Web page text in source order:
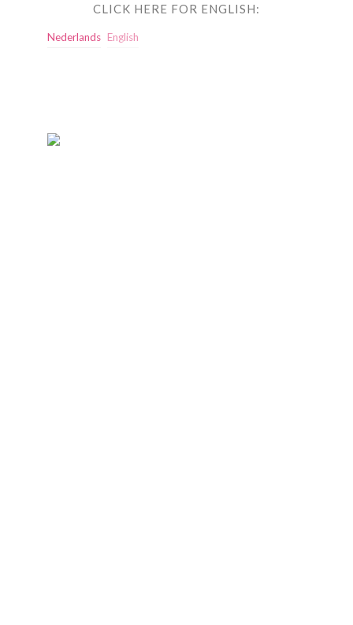
CLICK HERE FOR ENGLISH:
Nederlands English